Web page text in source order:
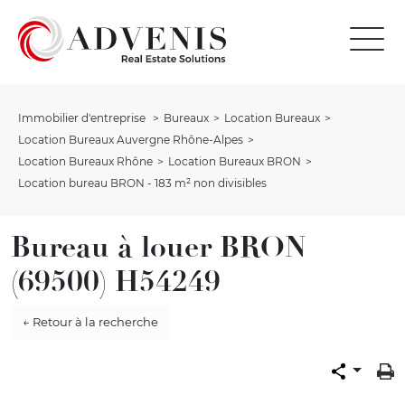
Immobilier d'entreprise Bureaux
Location Bureaux
Location Bureaux Auvergne Rhône-Alpes
Location Bureaux Rhône
Location Bureaux BRON
Location bureau BRON - 183 m² non divisibles
Bureau à louer BRON
(69500) H54249
← Retour à la recherche